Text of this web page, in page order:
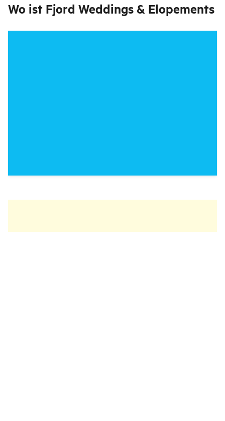
Wo ist Fjord Weddings & Elopements